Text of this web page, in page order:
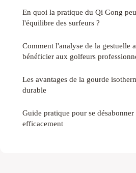
En quoi la pratique du Qi Gong
l'équilibre des surfeurs ?
Comment l'analyse de la gestuelle
bénéficier aux golfeurs
Les avantages de la gourde
durable
Guide pratique pour se
efficacement